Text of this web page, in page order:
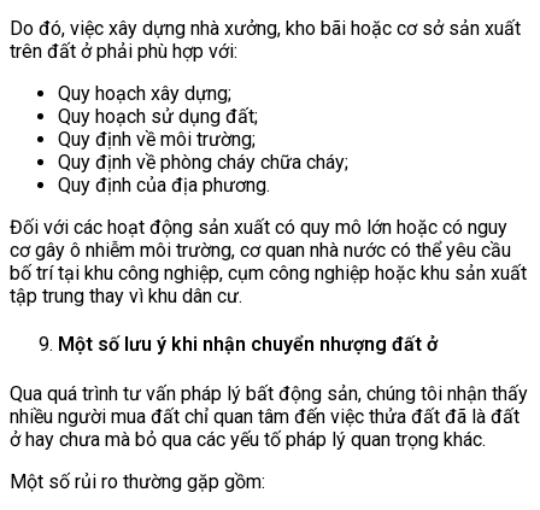
Do đó, việc xây dựng nhà xưởng, kho bãi hoặc cơ sở sản xuất
trên đất ở phải phù hợp với:
Quy hoạch xây dựng;
Quy hoạch sử dụng đất;
Quy định về môi trường;
Quy định về phòng cháy chữa cháy;
Quy định của địa phương.
Đối với các hoạt động sản xuất có quy mô lớn hoặc có nguy
cơ gây ô nhiễm môi trường, cơ quan nhà nước có thể yêu cầu
bố trí tại khu công nghiệp, cụm công nghiệp hoặc khu sản xuất
tập trung thay vì khu dân cư.
Một số lưu ý khi nhận chuyển nhượng đất ở
Qua quá trình tư vấn pháp lý bất động sản, chúng tôi nhận thấy
nhiều người mua đất chỉ quan tâm đến việc thửa đất đã là đất
ở hay chưa mà bỏ qua các yếu tố pháp lý quan trọng khác.
Một số rủi ro thường gặp gồm: